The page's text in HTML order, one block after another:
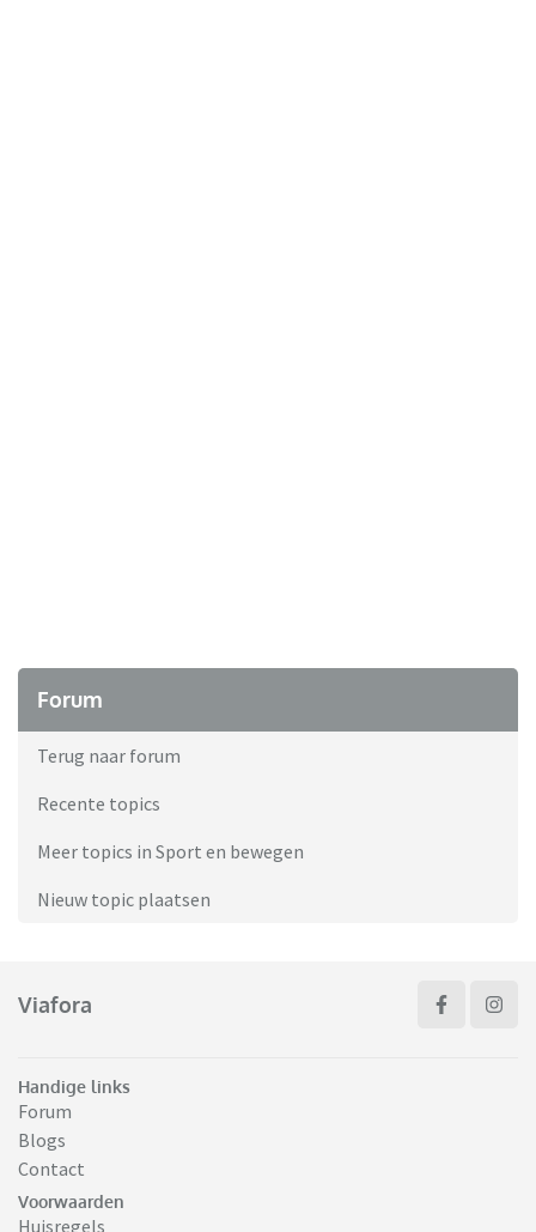
Forum
Terug naar forum
Recente topics
Meer topics in Sport en bewegen
Nieuw topic plaatsen
Viafora
Handige links
Forum
Blogs
Contact
Voorwaarden
Huisregels